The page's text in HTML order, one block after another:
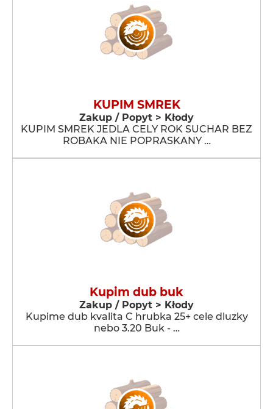
KUPIM SMREK
Zakup / Popyt > Kłody
KUPIM SMREK JEDLA CELY ROK SUCHAR BEZ
ROBAKA NIE POPRASKANY …
Kupim dub buk
Zakup / Popyt > Kłody
Kupime dub kvalita C hrubka 25+ cele dluzky
nebo 3.20 Buk - …